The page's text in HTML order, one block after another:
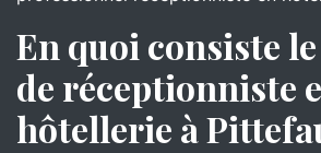
En quoi consiste
de réceptionniste
hôtellerie à